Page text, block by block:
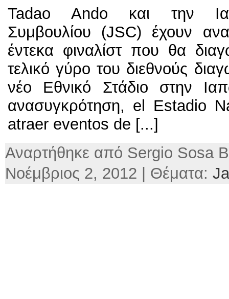
Tadao Ando και την
Συμβουλίου (JSC) έχουν
έντεκα φιναλίστ που θα
τελικό γύρο του διεθνούς
νέο Εθνικό Στάδιο στην
ανασυγκρότηση, el Estadio
atraer eventos de [...]
Αναρτήθηκε από Sergio Sosa
Νοέμβριος 2, 2012 | Θέματα: